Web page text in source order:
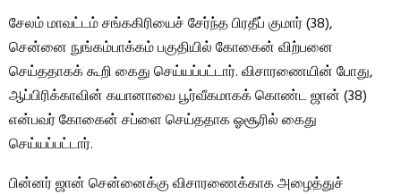
சேலம் மாவட்டம் சங்ககிரியைச் சேர்ந்த பிரதீப் குமார் (38),
சென்னை நுங்கம்பாக்கம் பகுதியில் கோகைன் விற்பனை
செய்ததாகக் கூறி கைது செய்யப்பட்டார். விசாரணையின் போது, ​​
ஆப்பிரிக்காவின் கயானாவை பூர்வீகமாகக் கொண்ட ஜான் (38)
என்பவர் கோகைன் சப்ளை செய்ததாக ஓசூரில் கைது
செய்யப்பட்டார்.
பின்னர் ஜான் சென்னைக்கு விசாரணைக்காக அழைத்துச்